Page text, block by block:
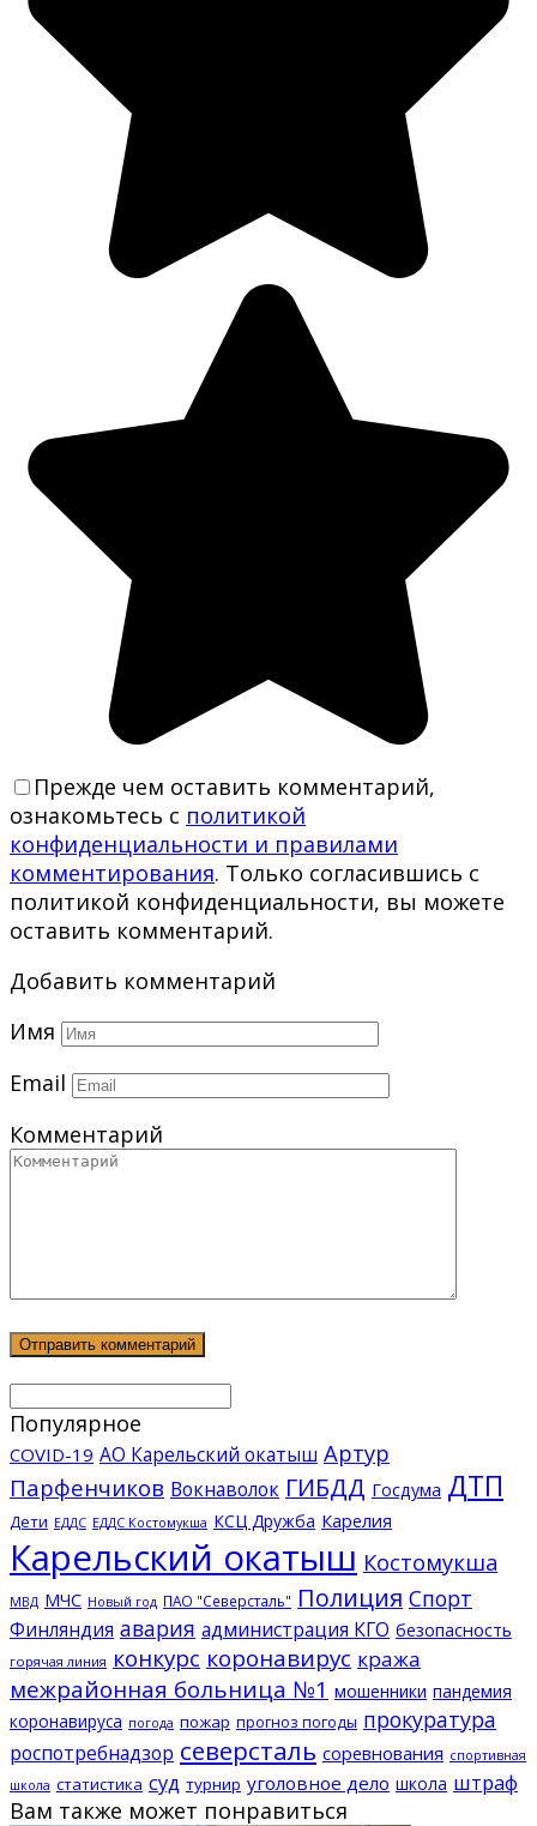
Прежде чем оставить комментарий,
ознакомьтесь с политикой
конфиденциальности и правилами
комментирования. Только согласившись с
политикой конфиденциальности, вы можете
оставить комментарий.
Добавить комментарий
Имя
Email
Комментарий
Популярное
COVID-19 АО Карельский окатыш Артур
Парфенчиков Вокнаволок ГИБДД Госдума ДТП
Дети ЕДДС ЕДДС Костомукша КСЦ Дружба Карелия
Карельский окатыш Костомукша
МВД МЧС Новый год ПАО "Северсталь" Полиция Спорт
Финляндия авария администрация КГО безопасность
горячая линия конкурс коронавирус кража
межрайонная больница №1 мошенники пандемия
коронавируса погода пожар прогноз погоды прокуратура
роспотребнадзор северсталь соревнования спортивная
школа статистика суд турнир уголовное дело школа штраф
Вам также может понравиться